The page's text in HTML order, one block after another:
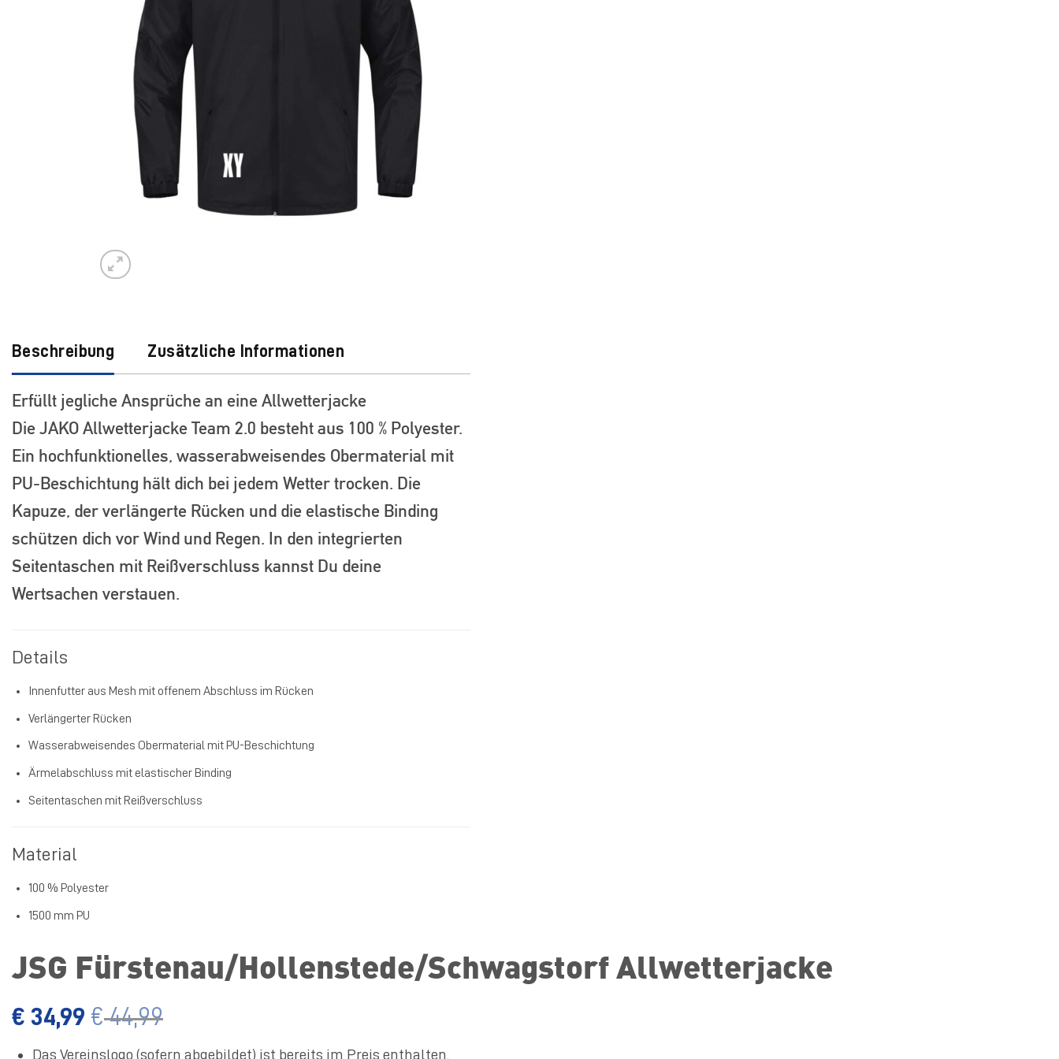
Beschreibung Zusätzliche Informationen
Erfüllt jegliche Ansprüche an eine Allwetterjacke
Die JAKO Allwetterjacke Team 2.0 besteht aus 100 % Polyester.
Ein hochfunktionelles, wasserabweisendes Obermaterial mit
PU-Beschichtung hält dich bei jedem Wetter trocken. Die
Kapuze, der verlängerte Rücken und die elastische Binding
schützen dich vor Wind und Regen. In den integrierten
Seitentaschen mit Reißverschluss kannst Du deine
Wertsachen verstauen.
Details
Innenfutter aus Mesh mit offenem Abschluss im Rücken
Verlängerter Rücken
Wasserabweisendes Obermaterial mit PU-Beschichtung
Ärmelabschluss mit elastischer Binding
Seitentaschen mit Reißverschluss
Material
100 % Polyester
1500 mm PU
JSG Fürstenau/Hollenstede/Schwagstorf Allwetterjacke
€ 34,99 €44,99
Das Vereinslogo (sofern abgebildet) ist bereits im Preis enthalten.